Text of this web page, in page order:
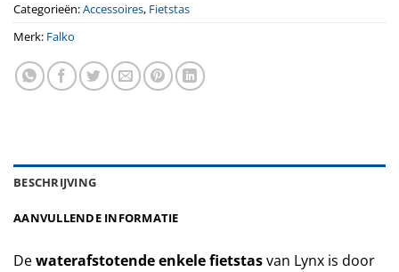
Categorieën:Accessoires, Fietstas
Merk: Falko
BESCHRIJVING
AANVULLENDE INFORMATIE
Dewaterafstotendeenkele fietstasvan Lynx is door